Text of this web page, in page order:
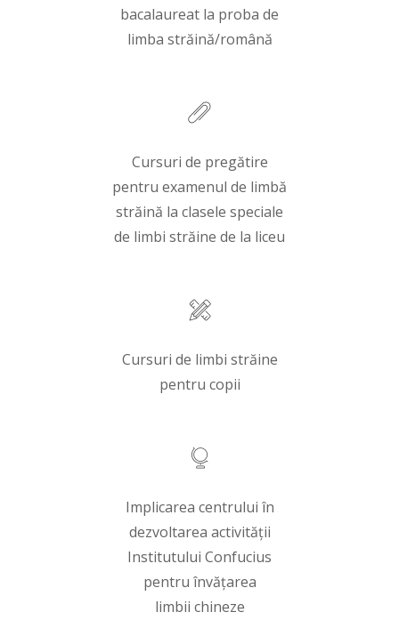
bacalaureat la proba de
limba străină/română
Cursuri de pregătire
pentru examenul de limbă
străină la clasele speciale
de limbi străine de la liceu
Cursuri de limbi străine
pentru copii
Implicarea centrului în
dezvoltarea activității
Institutului Confucius
pentru învățarea
limbii chineze